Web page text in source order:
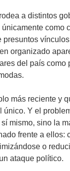
a distintos
como
presuntos
organizado
del país como
más reciente y
único. Y el
mismo, sino la
frente a ellos:
o
ataque político.